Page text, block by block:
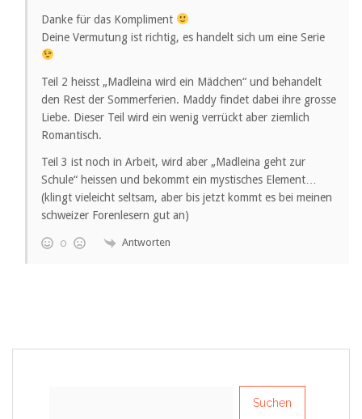
Danke für das Kompliment
Deine Vermutung ist richtig, es handelt sich um eine Serie
Teil 2 heisst „Madleina wird ein Mädchen“ und behandelt
den Rest der Sommerferien. Maddy findet dabei ihre grosse
Liebe. Dieser Teil wird ein wenig verrückt aber ziemlich
Romantisch.
Teil 3 ist noch in Arbeit, wird aber „Madleina geht zur
Schule“ heissen und bekommt ein mystisches Element…
(klingt vieleicht seltsam, aber bis jetzt kommt es bei meinen
schweizer Forenlesern gut an)
0 Antworten